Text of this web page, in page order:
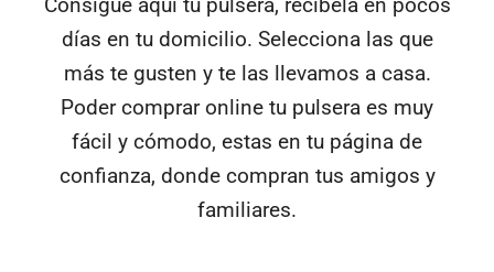
Consigue aquí tu pulsera, recíbela en pocos
días en tu domicilio. Selecciona las que
más te gusten y te las llevamos a casa.
Poder comprar online tu pulsera es muy
fácil y cómodo, estas en tu página de
confianza, donde compran tus amigos y
familiares.